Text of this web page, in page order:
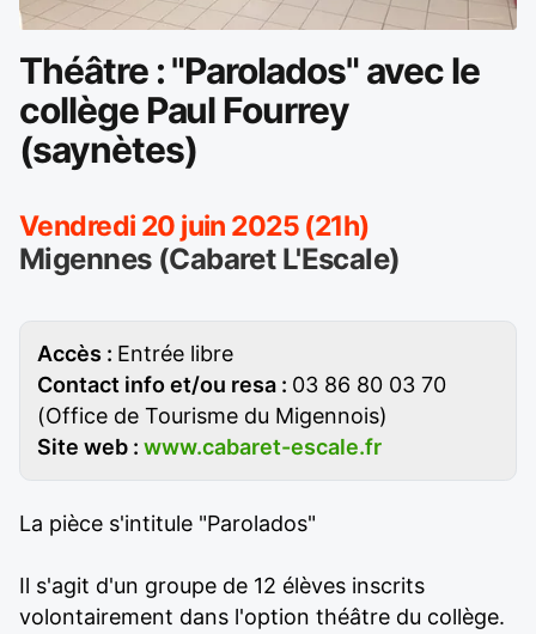
Théâtre : "Parolados" avec le
collège Paul Fourrey
(saynètes)
Vendredi 20 juin 2025 (21h)
Migennes (Cabaret L'Escale)
Accès : Entrée libre
Contact info et/ou resa : 03 86 80 03 70
(Office de Tourisme du Migennois)
Site web : www.cabaret-escale.fr
La pièce s'intitule "Parolados"
Il s'agit d'un groupe de 12 élèves inscrits
volontairement dans l'option théâtre du collège.